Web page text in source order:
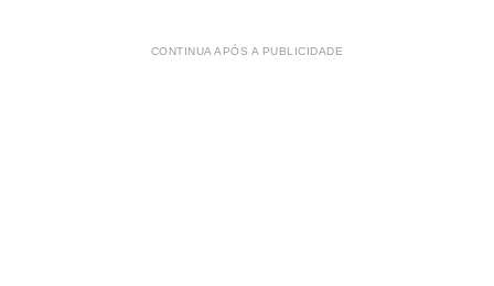
CONTINUA APÓS A PUBLICIDADE